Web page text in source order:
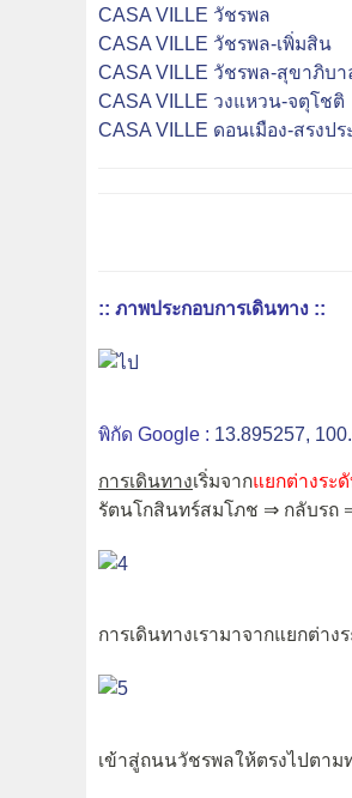
CASA VILLE วัชรพล
CASA VILLE วัชรพล-เพิ่มสิน
CASA VILLE วัชรพล-สุขาภิบา
CASA VILLE วงแหวน-จตุโชติ
CASA VILLE ดอนเมือง-สรงปร
:: ภาพประกอบการเดินทาง ::
พิกัด Google : 13.895257,
การเดินทางเริ่มจากแยกต่างระ
รัตนโกสินทร์สมโภช ⇒ กลับรถ
การเดินทางเรามาจากแยกต่า
เข้าสู่ถนนวัชรพลให้ตรงไปตาม